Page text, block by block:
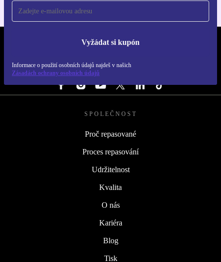
Vyžádat si kupón
Informace o použití osobních údajů najdeš v našich
Zásadách ochrany osobních údajů
REFURBED ČESKO - RETHINK NEW.
SLEDUJ NÁS
SPOLEČNOST
Proč repasované
Proces repasování
Udržitelnost
Kvalita
O nás
Kariéra
Blog
Tisk